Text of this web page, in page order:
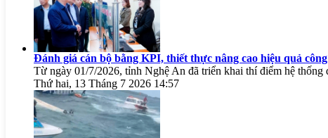
Đánh giá cán bộ bằng KPI, thiết thực nâng cao hiệu quả
Từ ngày 01/7/2026, tỉnh Nghệ An đã triển khai thí điểm hệ
Thứ hai, 13 Tháng 7 2026 14:57